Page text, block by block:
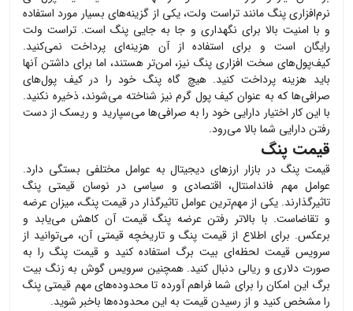
نرم‌افزاریپنگ مانند تراست ولت، یکی از گزینه‌های بسیار مورد استفاده
و با امنیت بالا برای نگهداری و جا به جایی پنگاست. تراست ولت
رایگان است و برای استفاده از آن هزینه‌ای پرداخت نمی‌کنید.
کیف‌پول‌های سخت افزاری پنگنیز، امن‌تر هستند، اما برای داشتن آنها
باید هزینه پرداخت کنید. هیچ گاهپنگ خود را در کیف پول‌های
صرافی‌ها که به عنوان کیف پول گرم نیز شناخته می‌شوند، ذخیره نکنید.
با این کار اختیار دارایی خود را به صرافی‌ها می‌سپارید و ریسک از دست
رفتن دارایی شما بالا می‌رود.
قیمت پنگ
قیمت پنگدر بازار ارزهای دیجیتال به عوامل مختلفی بستگی دارد.
عوامل مهم فاندامنتال، اقتصادی و سیاسی در نوسان قیمتی پنگ
تاثیرگذارند. یکی از مهم‌ترین عوامل تاثیرگذار در قیمتپنگ، میزان عرضه
و تقاضاست. با بالاتر رفتن عرضه پنگقیمت آن کاهش می‌یابد و
برعکس. برای اطلاع از قیمت پنگو تاریخچه قیمتی آن، می‌توانید از
سرویس قیمت لحظه‌ای بیت برگ استفاده کنید و قیمت پنگ را به
صورت دلاری و ریالی دنبال کنید. همچنین سرویس گوش به زنگ بیت
برگ این امکان را برای شما فراهم آورده تا محدوده‌های مهم قیمتی پنگ
را مشخص کنید و از رسیدن قیمت به این محدوده‌ها باخبر شوید.